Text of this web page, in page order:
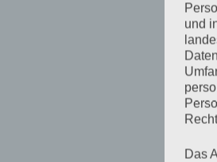
und
Das